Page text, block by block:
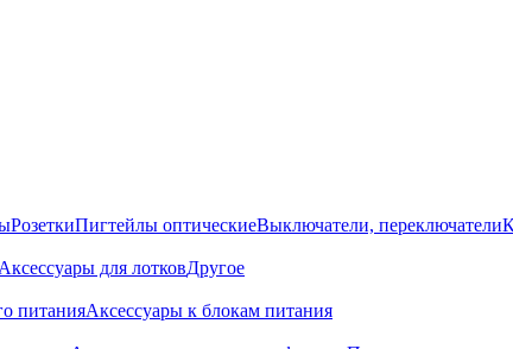
РозеткиПигтейлы оптическиеВыключатели, переключатели
Аксессуары для лотковДругое
питанияАксессуары к блокам питания